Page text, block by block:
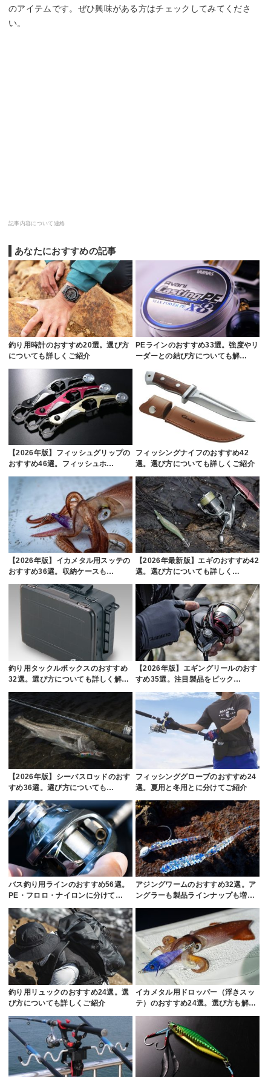
のアイテムです。ぜひ興味がある方はチェックしてみてくださ
い。
記事内容について連絡
あなたにおすすめの記事
釣り用時計のおすすめ20選。選び方
についても詳しくご紹介
PEラインのおすすめ33選。強度やリ
ーダーとの結び方についても解…
【2026年版】フィッシュグリップの
おすすめ46選。フィッシュホ…
フィッシングナイフのおすすめ42
選。選び方についても詳しくご紹介
【2026年版】イカメタル用スッテの
おすすめ36選。収納ケースも…
【2026年最新版】エギのおすすめ42
選。選び方についても詳しく…
釣り用タックルボックスのおすすめ
32選。選び方についても詳しく解…
【2026年版】エギングリールのおす
すめ35選。注目製品をピック…
【2026年版】シーバスロッドのおす
すめ36選。選び方についても…
フィッシンググローブのおすすめ24
選。夏用と冬用とに分けてご紹介
バス釣り用ラインのおすすめ56選。
PE・フロロ・ナイロンに分けて…
アジングワームのおすすめ32選。ア
ングラーも製品ラインナップも増…
釣り用リュックのおすすめ24選。選
び方についても詳しくご紹介
イカメタル用ドロッパー（浮きスッ
テ）のおすすめ24選。選び方も解…